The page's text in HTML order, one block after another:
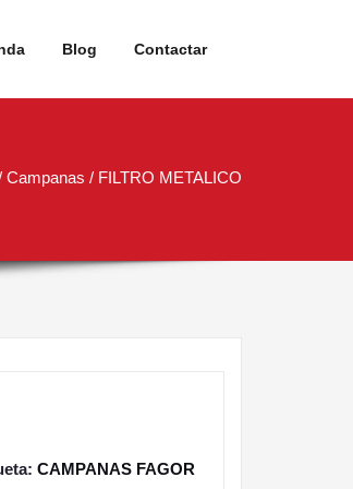
Blog Contactar
Campanas / FILTRO METALICO
CAMPANAS FAGOR